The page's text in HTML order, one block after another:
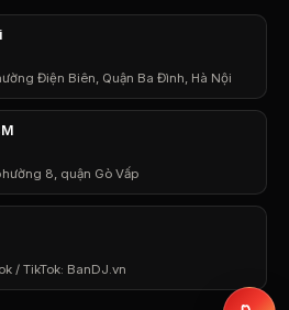
Điện Biên, Quận Ba Đình, Hà Nội
8, quận Gò Vấp
/ TikTok: BanDJ.vn